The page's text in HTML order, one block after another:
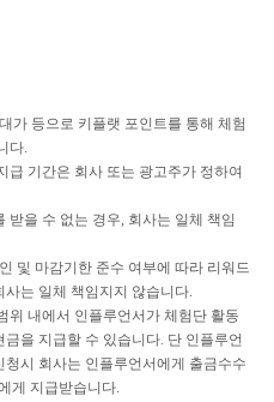
가 등으로 키플랫 포인트를 통해 체험
다.
급 기간은 회사 또는 광고주가 정하여
받을 수 없는 경우, 회사는 일체 책임
및 마감기한 준수 여부에 따라 리워드
사는 일체 책임지지 않습니다.
위 내에서 인플루언서가 체험단 활동
금을 지급할 수 있습니다. 단 인플루언
시 회사는 인플루언서에게 출금수수
게 지급받습니다.